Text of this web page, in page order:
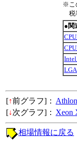
※こ
税
●関
[↑前グラフ]：
[↓次グラフ]： Xeon
相場情報に戻る